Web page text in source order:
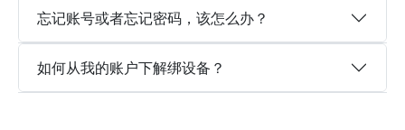
忘记账号或者忘记密码，该怎么办？
如何从我的账户下解绑设备？